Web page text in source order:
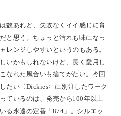
数あれど、失敗なくイイ感じに育
と思う。ちょっと汚れも味になっ
レンジしやすいというのもある。
いかもしれないけど、長く愛用し
なれた風合いも捨てがたい。今回
たい〈Dickies〉に別注したワーク
ているのは、発売から100年以上
る永遠の定番「874」。シルエッ